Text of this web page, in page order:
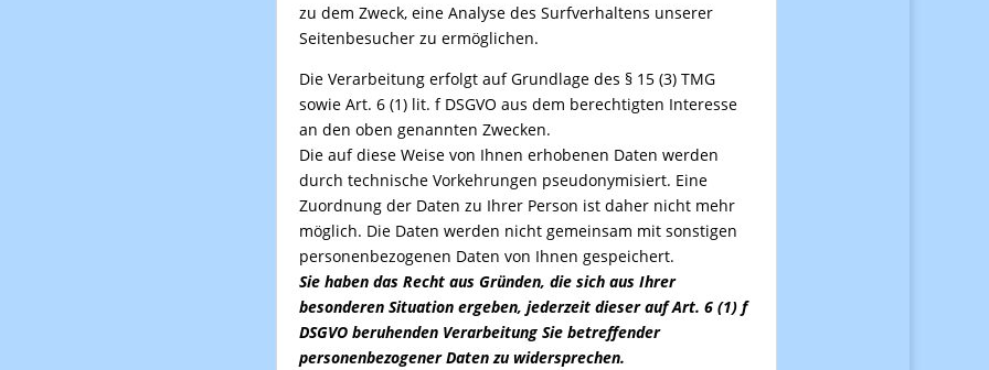
zu dem Zweck, eine Analyse des Surfverhaltens unserer
Seitenbesucher zu ermöglichen.
Die Verarbeitung erfolgt auf Grundlage des § 15 (3) TMG
sowie Art. 6 (1) lit. f DSGVO aus dem berechtigten Interesse
an den oben genannten Zwecken.
Die auf diese Weise von Ihnen erhobenen Daten werden
durch technische Vorkehrungen pseudonymisiert. Eine
Zuordnung der Daten zu Ihrer Person ist daher nicht mehr
möglich. Die Daten werden nicht gemeinsam mit sonstigen
personenbezogenen Daten von Ihnen gespeichert.
Sie haben das Recht aus Gründen, die sich aus Ihrer
besonderen Situation ergeben, jederzeit dieser auf Art. 6 (1) f
DSGVO beruhenden Verarbeitung Sie betreffender
personenbezogener Daten zu widersprechen.